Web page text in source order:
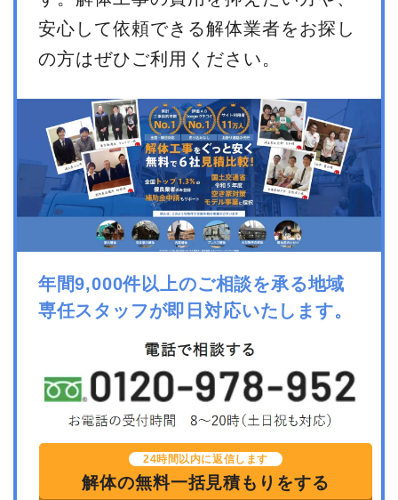
安心して依頼できる解体業者をお探し
の方はぜひご利用ください。
年間9,000件以上のご相談を承る地域
専任スタッフが即日対応いたします。
24時間以内に返信します
解体の無料一括見積もりをする